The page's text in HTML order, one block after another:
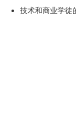
技术和商业学